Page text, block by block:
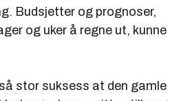
Budsjetter og prognoser,
og uker å regne ut, kunne
stor suksess at den gamle